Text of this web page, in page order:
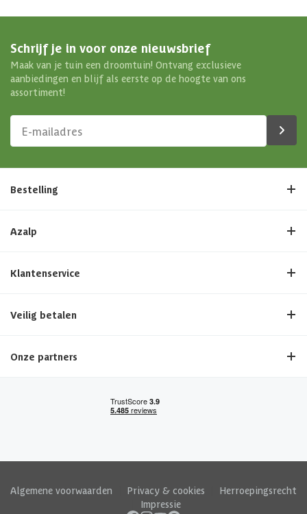
Schrijf je in voor onze nieuwsbrief
Maak van je tuin een droomtuin! Ontvang exclusieve
aanbiedingen en blijf als eerste op de hoogte van ons
assortiment!
Bestelling
Azalp
Klantenservice
Veilig betalen
Onze partners
Algemene voorwaarden Privacy & cookies
Herroepingsrecht
Impressie